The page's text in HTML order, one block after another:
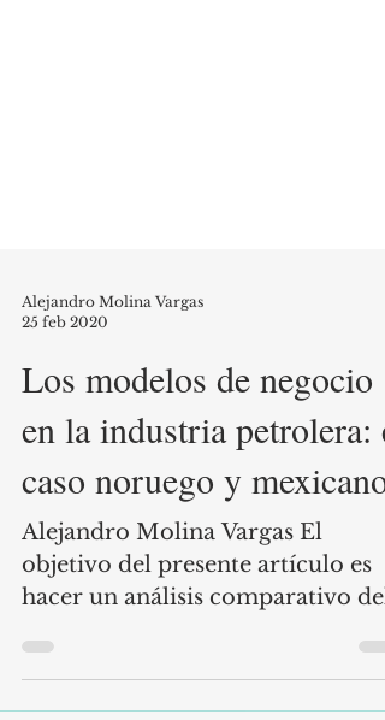
25 feb 2020
Los modelos de negocio
en la industria petrolera: el
caso noruego y mexicano
Alejandro Molina Vargas El
objetivo del presente artículo es
hacer un análisis comparativo del
diseño de estrategias de